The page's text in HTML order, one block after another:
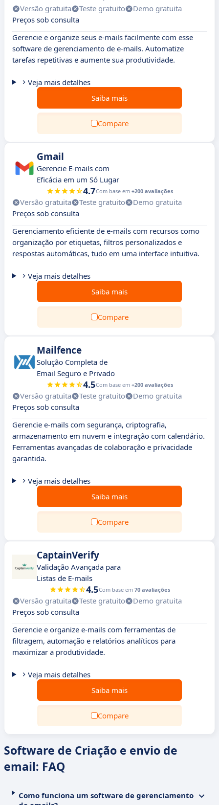
Versão gratuita Teste gratuito
Demo gratuita
Preços sob consulta
Gerencie e organize seus e-mails facilmente com esse
software de gerenciamento de e-mails. Automatize
tarefas repetitivas e aumente sua produtividade.
Veja mais detalhes
Saiba mais
Compare
Gmail
Gerencie E-mails com
Eficácia em um Só Lugar
4.7Com base em +200 avaliações
Versão gratuita Teste gratuito
Demo gratuita
Preços sob consulta
Gerenciamento eficiente de e-mails com recursos como
organização por etiquetas, filtros personalizados e
respostas automáticas, tudo em uma interface intuitiva.
Veja mais detalhes
Saiba mais
Compare
Mailfence
Solução Completa de
Email Seguro e Privado
4.5Com base em +200 avaliações
Versão gratuita Teste gratuito
Demo gratuita
Preços sob consulta
Gerencie e-mails com segurança, criptografia,
armazenamento em nuvem e integração com calendário.
Ferramentas avançadas de colaboração e privacidade
garantida.
Veja mais detalhes
Saiba mais
Compare
CaptainVerify
Validação Avançada para
Listas de E-mails
4.5Com base em 70 avaliações
Versão gratuita Teste gratuito
Demo gratuita
Preços sob consulta
Gerencie e organize e-mails com ferramentas de
filtragem, automação e relatórios analíticos para
maximizar a produtividade.
Veja mais detalhes
Saiba mais
Compare
Software de Criação e envio de
email: FAQ
Como funciona um software de gerenciamento